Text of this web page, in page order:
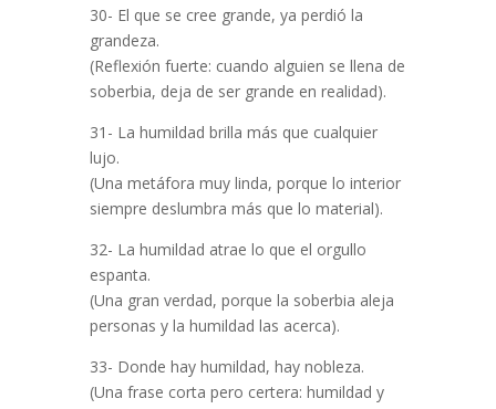
30- El que se cree grande, ya perdió la
grandeza.
(Reflexión fuerte: cuando alguien se llena de
soberbia, deja de ser grande en realidad).
31- La humildad brilla más que cualquier
lujo.
(Una metáfora muy linda, porque lo interior
siempre deslumbra más que lo material).
32- La humildad atrae lo que el orgullo
espanta.
(Una gran verdad, porque la soberbia aleja
personas y la humildad las acerca).
33- Donde hay humildad, hay nobleza.
(Una frase corta pero certera: humildad y